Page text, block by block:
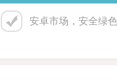
安卓市场，安全绿色